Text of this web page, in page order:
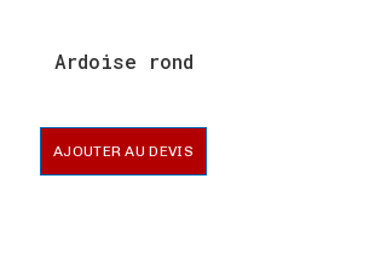
Ardoise rond
AJOUTER AU DEVIS